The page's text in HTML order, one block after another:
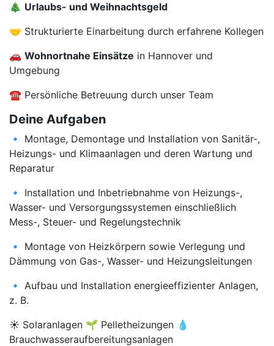
🎄 Urlaubs- und Weihnachtsgeld
🤝 Strukturierte Einarbeitung durch erfahrene Kollegen
🚗 Wohnortnahe Einsätze in Hannover und
Umgebung
☎️ Persönliche Betreuung durch unser Team
Deine Aufgaben
🔹 Montage, Demontage und Installation von Sanitär-,
Heizungs- und Klimaanlagen und deren Wartung und
Reparatur
🔹 Installation und Inbetriebnahme von Heizungs-,
Wasser- und Versorgungssystemen einschließlich
Mess-, Steuer- und Regelungstechnik
🔹 Montage von Heizkörpern sowie Verlegung und
Dämmung von Gas-, Wasser- und Heizungsleitungen
🔹 Aufbau und Installation energieeffizienter Anlagen,
z. B.
☀️ Solaranlagen 🌱 Pelletheizungen 💧
Brauchwasseraufbereitungsanlagen